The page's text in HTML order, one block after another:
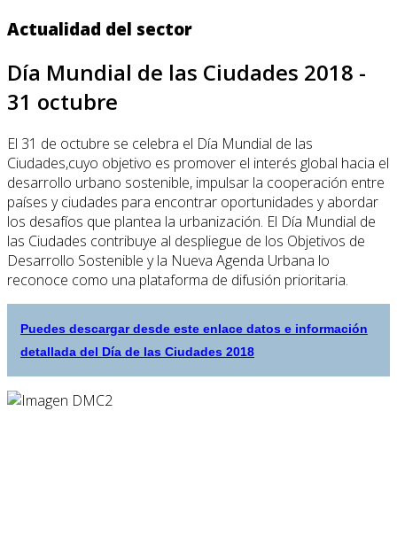
Actualidad del sector
Día Mundial de las Ciudades 2018 -
31 octubre
El 31 de octubre se celebra el Día Mundial de las
Ciudades,cuyo objetivo es promover el interés global hacia el
desarrollo urbano sostenible, impulsar la cooperación entre
países y ciudades para encontrar oportunidades y abordar
los desafíos que plantea la urbanización. El Día Mundial de
las Ciudades contribuye al despliegue de los Objetivos de
Desarrollo Sostenible y la Nueva Agenda Urbana lo
reconoce como una plataforma de difusión prioritaria.
Puedes descargar desde este enlace datos e información
detallada del Día de las Ciudades 2018